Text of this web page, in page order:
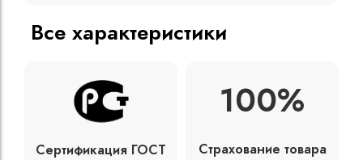
Все характеристики
Сертификация ГОСТ
100%
Страхование товара